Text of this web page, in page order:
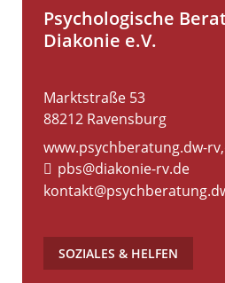
Psychologische
Diakonie e.V.
Marktstraße 53
88212 Ravensburg
www.psychberatung.dw-
pbs@diakonie-rv.de
SOZIALES & HELFEN